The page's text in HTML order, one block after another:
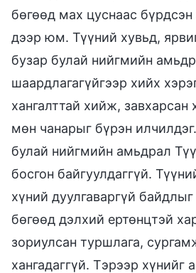
бөгөөд мах цуснаас
дээр юм. Түүний хувьд,
бузар булай нийгмийн
шаардлагагүйгээр хийх
хангалттай хийж, завхарсан
мөн чанарыг бүрэн
булай нийгмийн амьдрал
босгон байгуулдаггүй.
хүний дуулгаваргүй
бөгөөд дэлхий ертөнцтэй
зориулсан туршлага,
хангадаггүй. Тэрээр хүнийг